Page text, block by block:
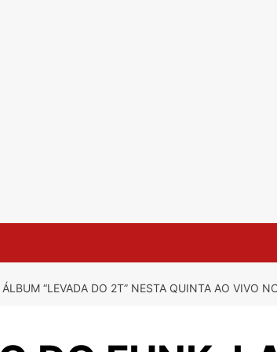
“LEVADA DO 2T” NESTA QUINTA AO VIVO